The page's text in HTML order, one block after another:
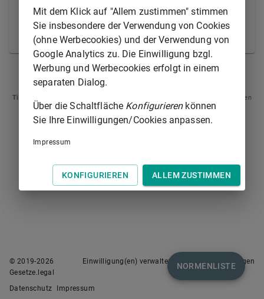
Verpflichteten auf Verlangen angemessene Zeit zum
Aufsuchen eines anderen Dienstverhältnisses zu
gewähren.
§ 628 § 630
Tipp
: Swipen Sie auf dem Bildschirm links oder rechts zur Navigation zwischen
Normen.
NORMENLISTE
© 2019-2026
Gesetze.legal
Einwilligung(en) verwalten Nutzungsbedingungen
Datenschutz Impressum
Mit dem Klick auf "Allem zustimmen" stimmen
Sie insbesondere der Verwendung von Cookies
(ohne Werbecookies) und der Verwendung von
Google Analytics zu. Die Einwilligung bzgl.
Werbung und Werbecookies erfolgt in einem
separaten Dialog.
Über die Schaltfläche Konfigurierenkönnen
Sie Ihre Einwilligungen/Cookies anpassen.
Impressum
KONFIGURIEREN ALLEM ZUSTIMMEN